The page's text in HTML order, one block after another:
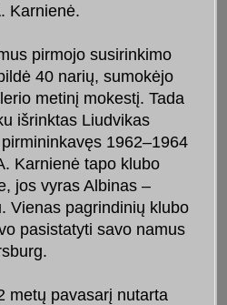
Karnienė.
pirmojo susirinkimo
40 narių, sumokėjo
metinį mokestį. Tada
išrinktas Liudvikas
1962–1964
Karnienė tapo klubo
jos vyras Albinas –
Vienas pagrindinių klubo
pasistatyti savo namus
metų pavasarį nutarta